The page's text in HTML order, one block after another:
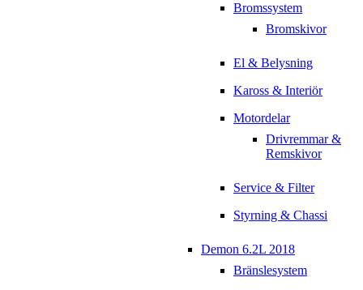
Bromssystem
Bromskivor
El & Belysning
Kaross & Interiör
Motordelar
Drivremmar &
Remskivor
Service & Filter
Styrning & Chassi
Demon 6.2L 2018
Bränslesystem